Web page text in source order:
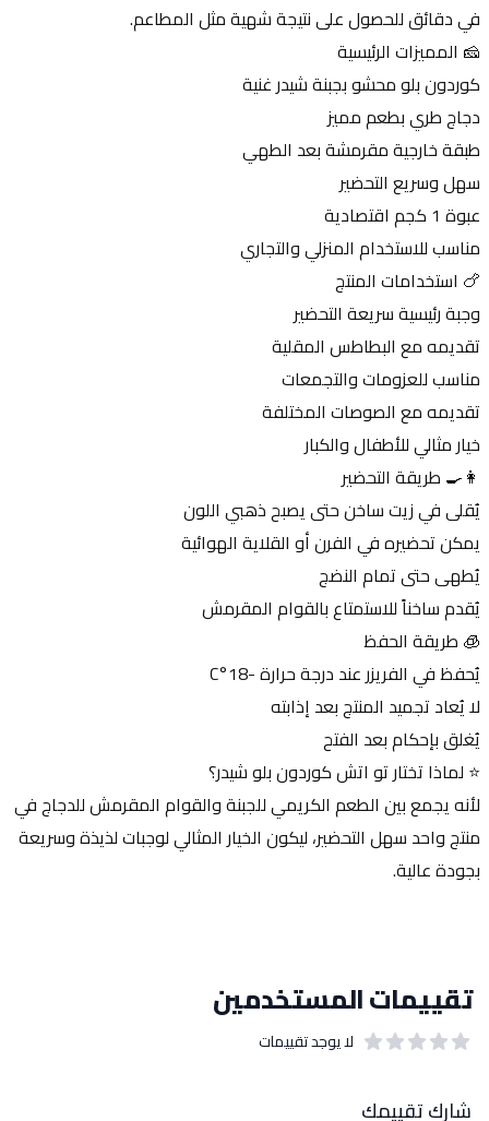
في دقائق للحصول على نتيجة شهية مثل المطاعم.
🧀 المميزات الرئيسية
كوردون بلو محشو بجبنة شيدر غنية
دجاج طري بطعم مميز
طبقة خارجية مقرمشة بعد الطهي
سهل وسريع التحضير
عبوة 1 كجم اقتصادية
مناسب للاستخدام المنزلي والتجاري
🍗 استخدامات المنتج
وجبة رئيسية سريعة التحضير
تقديمه مع البطاطس المقلية
مناسب للعزومات والتجمعات
تقديمه مع الصوصات المختلفة
خيار مثالي للأطفال والكبار
👩‍🍳 طريقة التحضير
يُقلى في زيت ساخن حتى يصبح ذهبي اللون
يمكن تحضيره في الفرن أو القلاية الهوائية
يُطهى حتى تمام النضج
يُقدم ساخناً للاستمتاع بالقوام المقرمش
🧊 طريقة الحفظ
يُحفظ في الفريزر عند درجة حرارة -18°C
لا يُعاد تجميد المنتج بعد إذابته
يُغلق بإحكام بعد الفتح
⭐ لماذا تختار تو اتش كوردون بلو شيدر؟
بجودة عالية.
تقييمات المستخدمين
لا يوجد تقييمات
شارك تقييمك